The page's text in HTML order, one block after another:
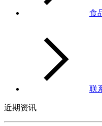
食
联
近期资讯